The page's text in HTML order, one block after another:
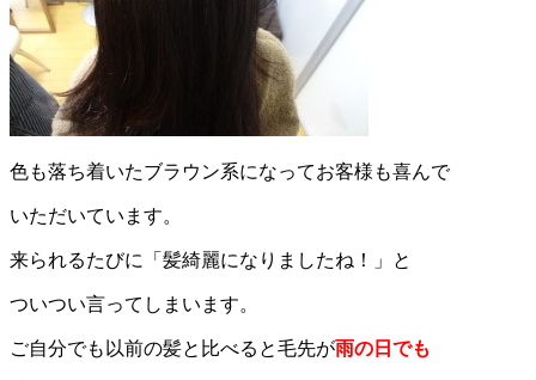
色も落ち着いたブラウン系になってお客様も喜んで
いただいています。
来られるたびに「髪綺麗になりましたね！」と
ついつい言ってしまいます。
ご自分でも以前の髪と比べると毛先が雨の日でも